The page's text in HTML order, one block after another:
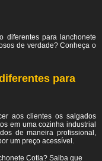
diferentes para lanchonete
de verdade? Conheça o
para
aos clientes os salgados
em uma cozinha industrial
de maneira profissional,
um preço acessível.
Cotia? Saiba que